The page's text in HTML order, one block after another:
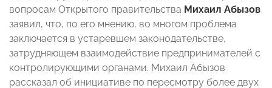
вопросам Открытого правительства Михаил Абызов
заявил, что, по его мнению, во многом проблема
заключается в устаревшем законодательстве,
затрудняющем взаимодействие предпринимателей с
контролирующими органами. Михаил Абызов
рассказал об инициативе по пересмотру более двух